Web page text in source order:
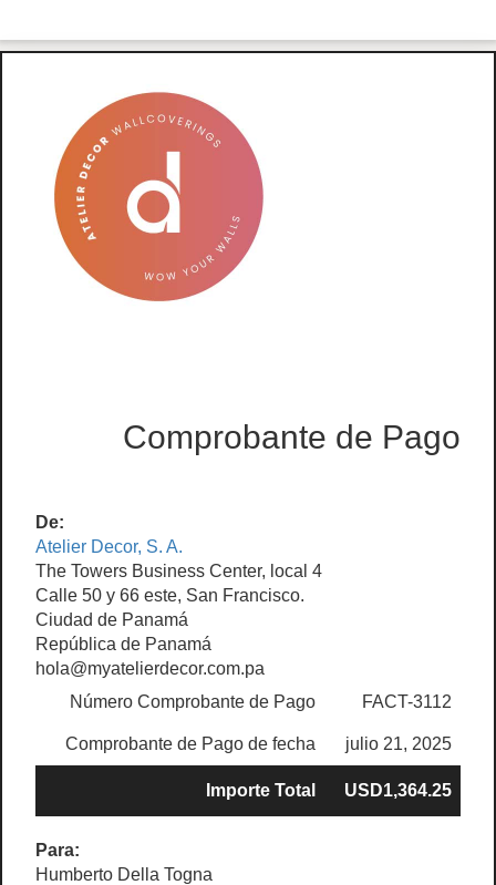
Comprobante de Pago
De:
Atelier Decor, S. A.
The Towers Business Center, local 4
Calle 50 y 66 este, San Francisco.
Ciudad de Panamá
República de Panamá
hola@myatelierdecor.com.pa
Número Comprobante de Pago
FACT-3112
Comprobante de Pago de fecha julio 21, 2025
Importe Total USD1,364.25
Para:
Humberto Della Togna